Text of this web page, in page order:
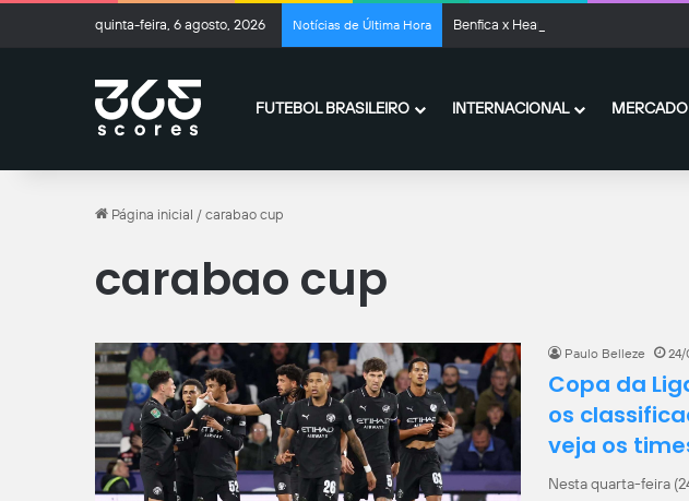
quinta-feira, 6 agosto, 2026 Notícias de Última Hora Benfica x Hearts: onde assistir ao
FUTEBOL BRASILEIRO INTERNACIONAL
Página inicial / carabao cup
carabao cup
Paulo Belleze
Copa da
os
veja os
Nesta quarta-feira